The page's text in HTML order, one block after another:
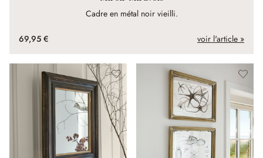
Cadre en métal noir vieilli.
69,95 € voir l'article »